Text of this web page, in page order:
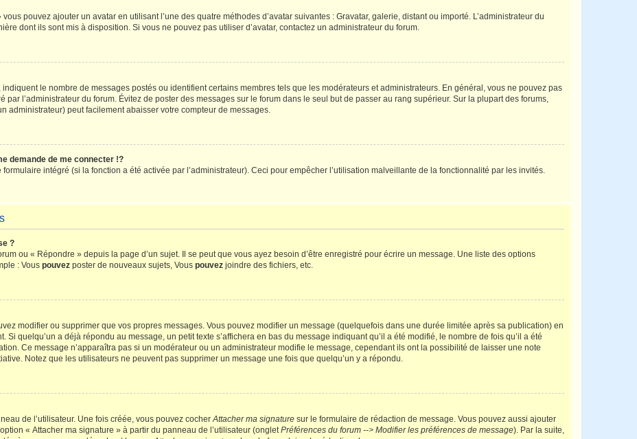
pouvez ajouter un avatar en utilisant l’une des quatre méthodes d’avatar suivantes : Gravatar, galerie, distant ou importé. L’administrateur du
dont ils sont mis à disposition. Si vous ne pouvez pas utiliser d’avatar, contactez un administrateur du forum.
le nombre de messages postés ou identifient certains membres tels que les modérateurs et administrateurs. En général, vous ne pouvez pas
par l’administrateur du forum. Évitez de poster des messages sur le forum dans le seul but de passer au rang supérieur. Sur la plupart des forums,
administrateur) peut facilement abaisser votre compteur de messages.
demande de me connecter !?
intégré (si la fonction a été activée par l’administrateur). Ceci pour empêcher l’utilisation malveillante de la fonctionnalité par les invités.
?
ou « Répondre » depuis la page d’un sujet. Il se peut que vous ayez besoin d’être enregistré pour écrire un message. Une liste des options
: Vous pouvez poster de nouveaux sujets, Vous pouvez joindre des fichiers, etc.
modifier ou supprimer que vos propres messages. Vous pouvez modifier un message (quelquefois dans une durée limitée après sa publication) en
Si quelqu’un a déjà répondu au message, un petit texte s’affichera en bas du message indiquant qu’il a été modifié, le nombre de fois qu’il a été
Ce message n’apparaîtra pas si un modérateur ou un administrateur modifie le message, cependant ils ont la possibilité de laisser une note
Notez que les utilisateurs ne peuvent pas supprimer un message une fois que quelqu’un y a répondu.
de l’utilisateur. Une fois créée, vous pouvez cocherAttacher ma signature sur le formulaire de rédaction de message. Vous pouvez aussi ajouter
« Attacher ma signature » à partir du panneau de l’utilisateur (ongletPréférences du forum --> Modifier les préférences de message). Par la suite,